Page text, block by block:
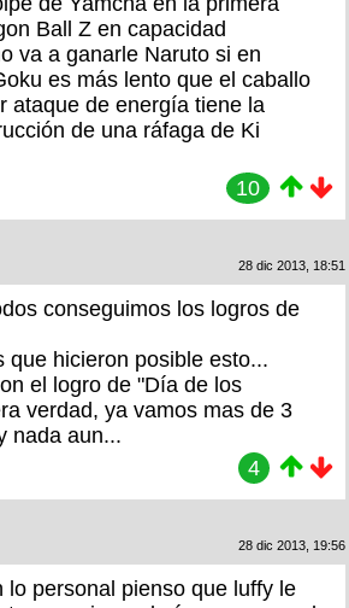
Ball Z en capacidad
va a ganarle Naruto si en
es más lento que el caballo
ataque de energía tiene la
de una ráfaga de Ki
10
28 dic 2013, 18:51
conseguimos los logros de
que hicieron posible esto...
el logro de "Día de los
verdad, ya vamos mas de 3
nada aun...
4
28 dic 2013, 19:56
lo personal pienso que luffy le